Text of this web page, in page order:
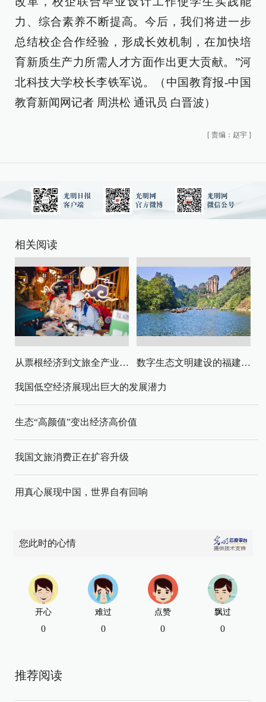
力、综合素养不断提高。今后，我们将进一步
总结校企合作经验，形成长效机制，在加快培
育新质生产力所需人才方面作出更大贡献。”河
北科技大学校长李铁军说。（中国教育报-中国
教育新闻网记者 周洪松 通讯员 白晋波）
[ 责编：赵宇 ]
相关阅读
从票根经济到文旅全产业链升级 数字生态文明建设的福建路径与启示
我国低空经济展现出巨大的发展潜力
生态“高颜值”变出经济高价值
我国文旅消费正在扩容升级
用真心展现中国，世界自有回响
您此时的心情
开心
0
难过
0
点赞
0
飘过
0
推荐阅读